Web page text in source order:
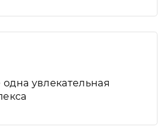
увлекательная